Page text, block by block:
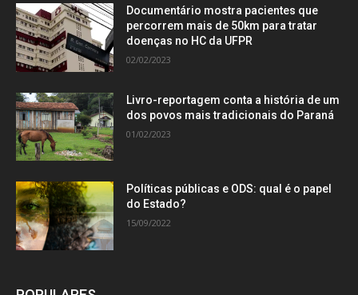
Documentário mostra pacientes que
percorrem mais de 50km para tratar
doenças no HC da UFPR
02/02/2023
Livro-reportagem conta a história de um
dos povos mais tradicionais do Paraná
01/02/2023
Políticas públicas e ODS: qual é o papel
do Estado?
15/09/2022